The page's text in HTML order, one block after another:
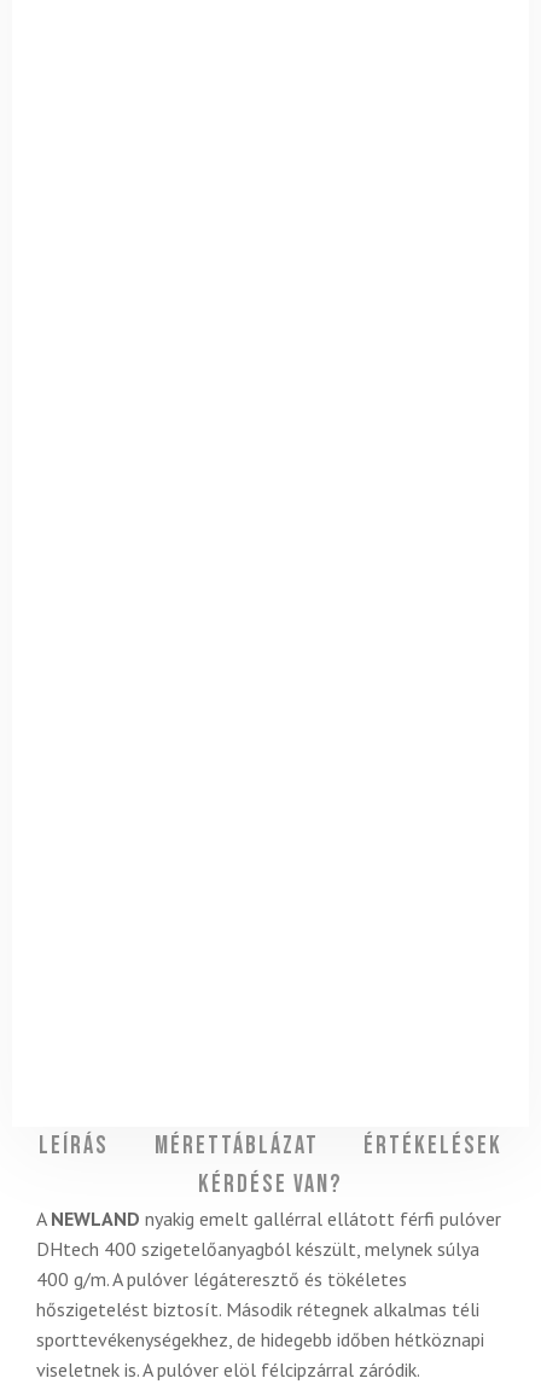
Leírás Mérettáblázat
Értékelések
Kérdése van?
A NEWLAND nyakig emelt gallérral ellátott férfi pulóver
DHtech 400 szigetelőanyagból készült, melynek súlya
400 g/m. A pulóver légáteresztő és tökéletes
hőszigetelést biztosít. Második rétegnek alkalmas téli
sporttevékenységekhez, de hidegebb időben hétköznapi
viseletnek is. A pulóver elöl félcipzárral záródik.